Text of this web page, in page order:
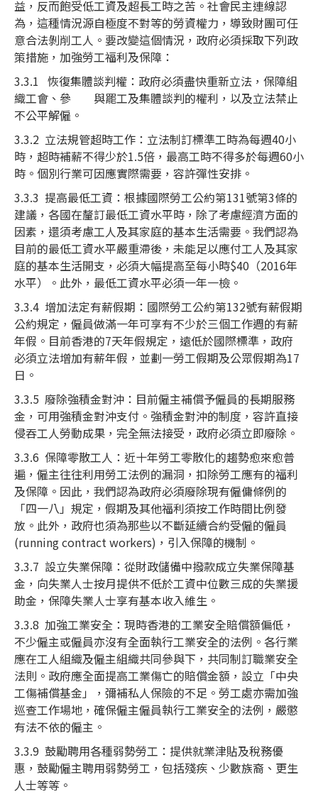
益，反而飽受低工資及超長工時之苦。社會民主連線認
為，這種情況源自極度不對等的勞資權力，導致財團可任
意合法剝削工人。要改變這個情況，政府必須採取下列政
策措施，加強勞工福利及保障：
3.3.1 恢復集體談判權：政府必須盡快重新立法，保障組
織工會、參 與罷工及集體談判的權利，以及立法禁止
不公平解僱。
3.3.2 立法規管超時工作：立法制訂標準工時為每週40小
時，超時補薪不得少於1.5倍，最高工時不得多於每週60小
時。個別行業可因應實際需要，容許彈性安排。
3.3.3 提高最低工資：根據國際勞工公約第131號第3條的
建議，各國在釐訂最低工資水平時，除了考慮經濟方面的
因素，還須考慮工人及其家庭的基本生活需要。我們認為
目前的最低工資水平嚴重滯後，未能足以應付工人及其家
庭的基本生活開支，必須大幅提高至每小時$40（2016年
水平）。此外，最低工資水平必須一年一檢。
3.3.4 增加法定有薪假期：國際勞工公約第132號有薪假期
公約規定，僱員做滿一年可享有不少於三個工作週的有薪
年假。目前香港的7天年假規定，遠低於國際標準，政府
必須立法增加有薪年假，並劃一勞工假期及公眾假期為17
日。
3.3.5 廢除強積金對沖：目前僱主補償予僱員的長期服務
金，可用強積金對沖支付。強積金對沖的制度，容許直接
侵吞工人勞動成果，完全無法接受，政府必須立即廢除。
3.3.6 保障零散工人：近十年勞工零散化的趨勢愈來愈普
遍，僱主往往利用勞工法例的漏洞，扣除勞工應有的福利
及保障。因此，我們認為政府必須廢除現有僱傭條例的
「四一八」規定，假期及其他福利須按工作時間比例發
放。此外，政府也須為那些以不斷延續合約受僱的僱員
(running contract workers)，引入保障的機制。
3.3.7 設立失業保障：從財政儲備中撥款成立失業保障基
金，向失業人士按月提供不低於工資中位數三成的失業援
助金，保障失業人士享有基本收入維生。
3.3.8 加強工業安全：現時香港的工業安全賠償額偏低，
不少僱主或僱員亦沒有全面執行工業安全的法例。各行業
應在工人組織及僱主組織共同參與下，共同制訂職業安全
法則。政府應全面提高工業傷亡的賠償金額，設立「中央
工傷補償基金」，彌補私人保險的不足。勞工處亦需加強
巡查工作場地，確保僱主僱員執行工業安全的法例，嚴懲
有法不依的僱主。
3.3.9 鼓勵聘用各種弱勢勞工：提供就業津貼及稅務優
惠，鼓勵僱主聘用弱勢勞工，包括殘疾、少數族裔、更生
人士等等。